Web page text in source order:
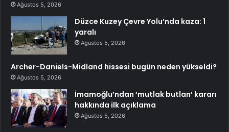
Ağustos 5, 2026
Düzce Kuzey Çevre Yolu’nda kaza: 1
yaralı
Ağustos 5, 2026
Archer-Daniels-Midland hissesi bugün neden yükseldi?
Ağustos 5, 2026
İmamoğlu’ndan ‘mutlak butlan’ kararı
hakkında ilk açıklama
Ağustos 5, 2026